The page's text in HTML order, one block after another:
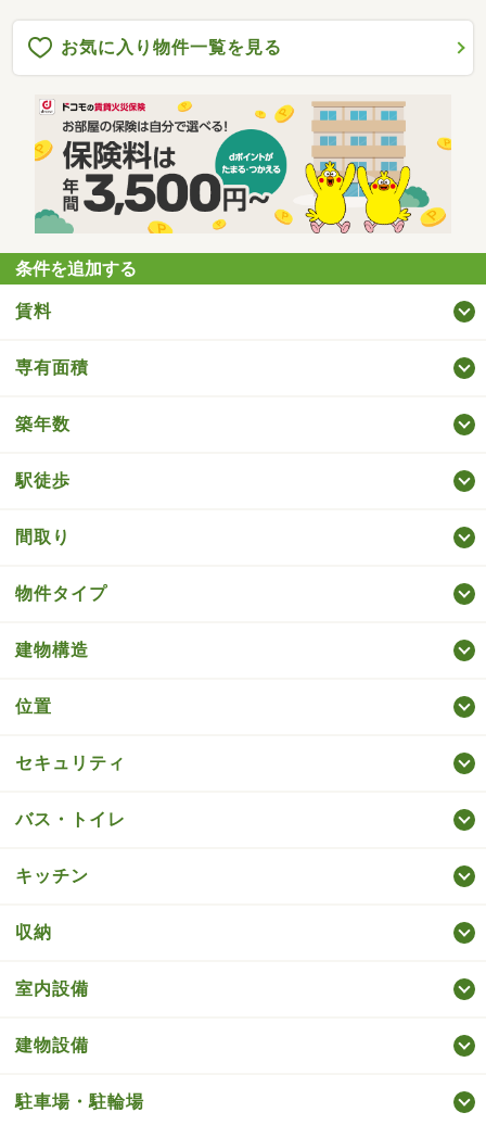
お気に入り物件一覧を見る
条件を追加する
賃料
専有面積
築年数
駅徒歩
間取り
物件タイプ
建物構造
位置
セキュリティ
バス・トイレ
キッチン
収納
室内設備
建物設備
駐車場・駐輪場